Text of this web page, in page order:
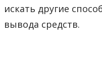
искать другие
вывода средств.